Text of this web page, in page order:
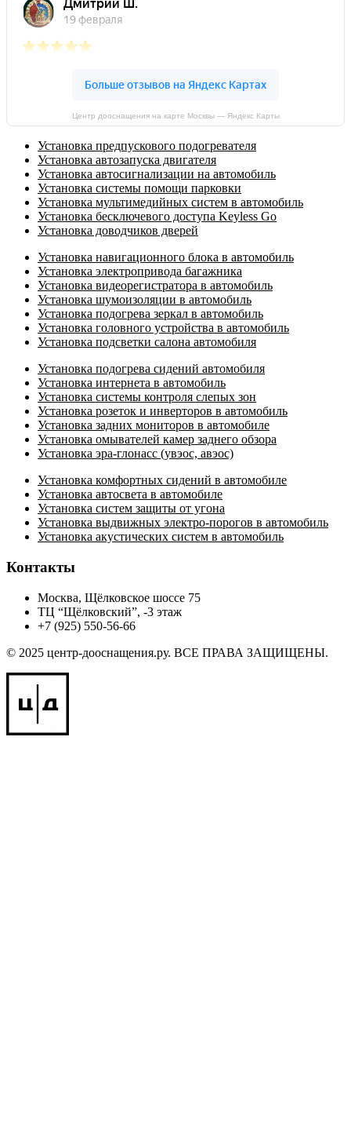
Центр дооснащения на карте Москвы — Яндекс Карты
Установка предпускового подогревателя
Установка автозапуска двигателя
Установка автосигнализации на автомобиль
Установка системы помощи парковки
Установка мультимедийных систем в автомобиль
Установка бесключевого доступа Keyless Go
Установка доводчиков дверей
Установка навигационного блока в автомобиль
Установка электропривода багажника
Установка видеорегистратора в автомобиль
Установка шумоизоляции в автомобиль
Установка подогрева зеркал в автомобиль
Установка головного устройства в автомобиль
Установка подсветки салона автомобиля
Установка подогрева сидений автомобиля
Установка интернета в автомобиль
Установка системы контроля слепых зон
Установка розеток и инверторов в автомобиль
Установка задних мониторов в автомобиле
Установка омывателей камер заднего обзора
Установка эра-глонасс (увэос, авэос)
Установка комфортных сидений в автомобиле
Установка автосвета в автомобиле
Установка систем защиты от угона
Установка выдвижных электро-порогов в автомобиль
Установка акустических систем в автомобиль
Контакты
Москва, Щёлковское шоссе 75
ТЦ “Щёлковский”, -3 этаж
+7 (925) 550-56-66
© 2025 центр-дооснащения.ру. ВСЕ ПРАВА ЗАЩИЩЕНЫ.